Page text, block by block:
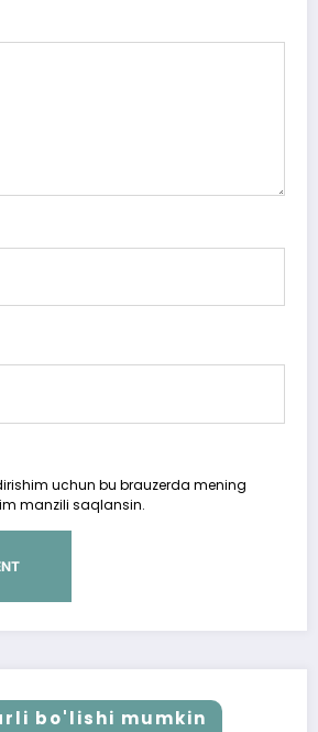
uchun bu brauzerda mening
manzili saqlansin.
bo'lishi mumkin